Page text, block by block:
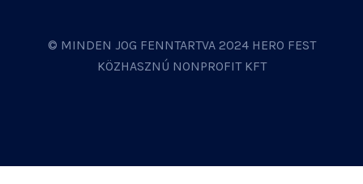
© MINDEN JOG FENNTARTVA 2024 HERO FEST
KÖZHASZNÚ NONPROFIT KFT